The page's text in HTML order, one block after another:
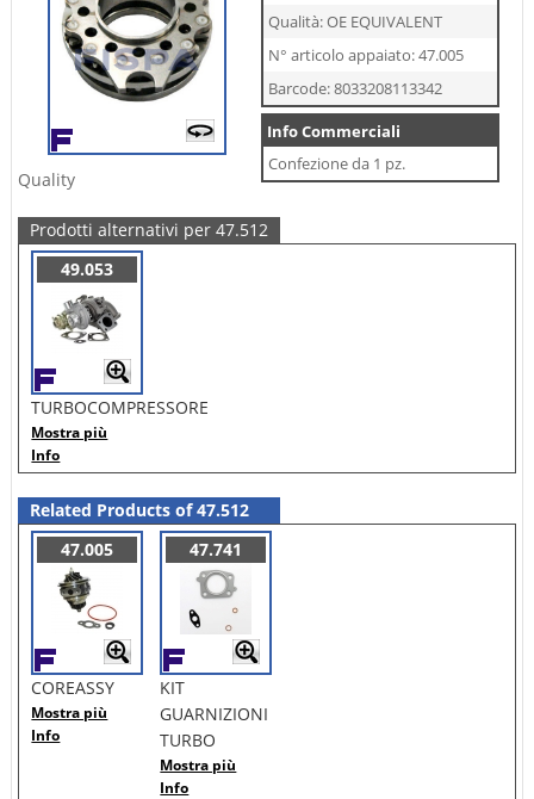
Quality
Qualità: OE EQUIVALENT
N° articolo appaiato: 47.005
Barcode: 8033208113342
Info Commerciali
Confezione da 1 pz.
Prodotti alternativi per 47.512
49.053
TURBOCOMPRESSORE
Mostra più
Info
Related Products of 47.512
47.005
COREASSY
Mostra più
Info
47.741
KIT
GUARNIZIONI
TURBO
Mostra più
Info